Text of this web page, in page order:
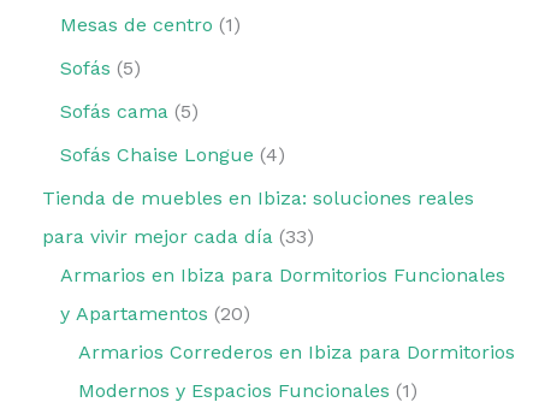
Mesas de centro
1
Sofás
5
Sofás cama 5
Sofás Chaise Longue 4
Tienda de muebles en Ibiza: soluciones reales
para vivir mejor cada día 33
Armarios en Ibiza para Dormitorios Funcionales
y Apartamentos 20
Armarios Correderos en Ibiza para Dormitorios
Modernos y Espacios Funcionales
1